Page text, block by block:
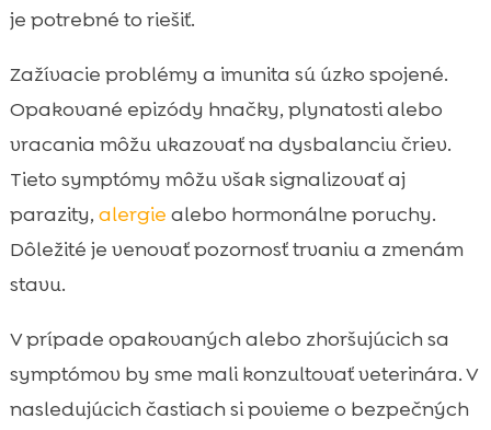
je potrebné to riešiť.
Zažívacie problémy a imunita sú úzko spojené.
Opakované epizódy hnačky, plynatosti alebo
vracania môžu ukazovať na dysbalanciu čriev.
Tieto symptómy môžu však signalizovať aj
parazity, alergie alebo hormonálne poruchy.
Dôležité je venovať pozornosť trvaniu a zmenám
stavu.
V prípade opakovaných alebo zhoršujúcich sa
symptómov by sme mali konzultovať veterinára. V
nasledujúcich častiach si povieme o bezpečných